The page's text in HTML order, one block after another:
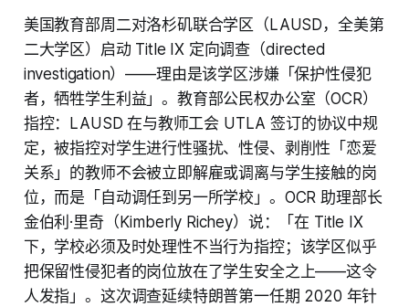
美国教育部周二对洛杉矶联合学区（LAUSD，全美第
二大学区）启动 Title IX 定向调查（directed
investigation）——理由是该学区涉嫌「保护性侵犯
者，牺牲学生利益」。教育部公民权办公室（OCR）
指控：LAUSD 在与教师工会 UTLA 签订的协议中规
定，被指控对学生进行性骚扰、性侵、剥削性「恋爱
关系」的教师不会被立即解雇或调离与学生接触的岗
位，而是「自动调任到另一所学校」。OCR 助理部长
金伯利·里奇（Kimberly Richey）说：「在 Title IX
下，学校必须及时处理性不当行为指控；该学区似乎
把保留性侵犯者的岗位放在了学生安全之上——这令
人发指」。这次调查延续特朗普第一任期 2020 年针